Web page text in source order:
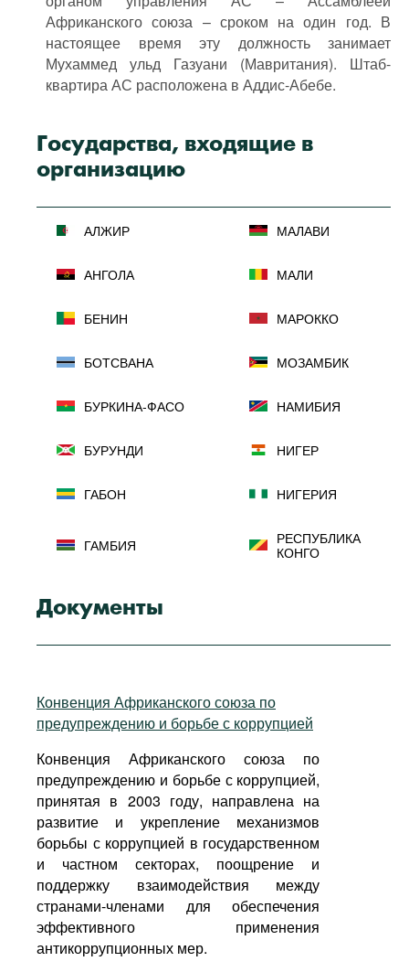
Африканского союза – сроком на один год. В
настоящее время эту должность занимает
Мухаммед ульд Газуани (Мавритания). Штаб-
квартира АС расположена в Аддис-Абебе.
Государства, входящие в
организацию
АЛЖИР МАЛАВИ
АНГОЛА МАЛИ
БЕНИН МАРОККО
БОТСВАНА МОЗАМБИК
БУРКИНА-ФАСО НАМИБИЯ
БУРУНДИ НИГЕР
ГАБОН НИГЕРИЯ
ГАМБИЯ
РЕСПУБЛИКА
КОНГО
ГВИНЕЯ
САН-ТОМЕ И
ГВИНЕЯ-БИСАУ
ОСТРОВА
ДЕМОКРАТИЧЕСКАЯ
РЕСПУБЛИКА
КОНГО
СЕНЕГАЛ
ДЖИБУТИ СОМАЛИ
ЕГИПЕТ СУДАН
ЗИМБАБВЕ
Документы
Конвенция Африканского союза по
предупреждению и борьбе с коррупцией
Конвенция Африканского союза по
предупреждению и борьбе с коррупцией,
принятая в 2003 году, направлена на
развитие и укрепление механизмов
борьбы с коррупцией в государственном
и частном секторах, поощрение и
поддержку взаимодействия между
странами-членами для обеспечения
эффективного применения
антикоррупционных мер.